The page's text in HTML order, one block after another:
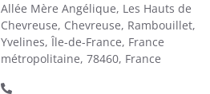
Allée Mère Angélique, Les Hauts de
Chevreuse, Chevreuse, Rambouillet,
Yvelines, Île-de-France, France
métropolitaine, 78460, France